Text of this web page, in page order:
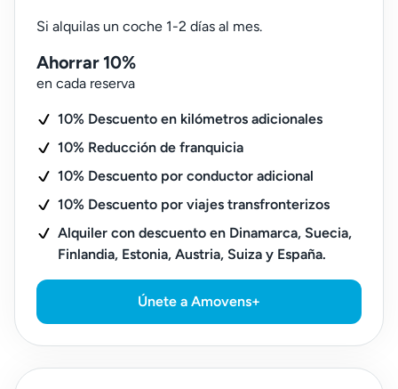
Si alquilas un coche 1-2 días al mes.
Ahorrar 10%
en cada reserva
10% Descuento en kilómetros adicionales
10% Reducción de franquicia
10% Descuento por conductor adicional
10% Descuento por viajes transfronterizos
Alquiler con descuento en Dinamarca, Suecia,
Finlandia, Estonia, Austria, Suiza y España.
Únete a Amovens+